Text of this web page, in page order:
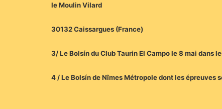
le Moulin Vilard
30132 Caissargues (France)
3/ Le Bolsín du Club Taurin El Campo le 8 mai dans
4 / Le Bolsín de Nîmes Métropole dont les épreuves